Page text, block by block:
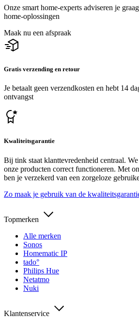
Onze smart home-experts adviseren je
home-oplossingen
Maak nu een afspraak
Gratis verzending en retour
Je betaalt geen verzendkosten en hebt 14
ontvangst
Kwaliteitsgarantie
Bij tink staat klanttevredenheid centraal.
onze producten correct functioneren. Met
ben je verzekerd van een zorgeloze
Zo maak je gebruik van de
Topmerken
Alle merken
Sonos
Homematic IP
tado°
Philips Hue
Netatmo
Nuki
Klantenservice